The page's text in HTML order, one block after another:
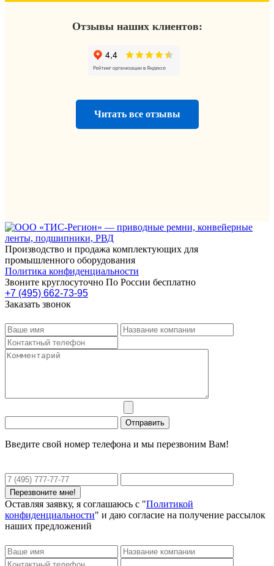
Отзывы наших клиентов:
Читать все отзывы
Производство и продажа комплектующих для
промышленного оборудования
Политика конфиденциальности
Звоните круглосуточно По России бесплатно
+7 (495) 662-73-95
Заказать звонок
Введите свой номер телефона и мы перезвоним Вам!
Оставляя заявку, я соглашаюсь с "Политикой
конфиденциальности" и даю согласие на получение рассылок
наших предложений